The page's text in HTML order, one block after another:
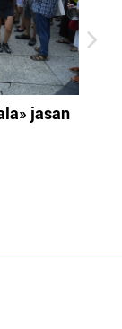
jasan